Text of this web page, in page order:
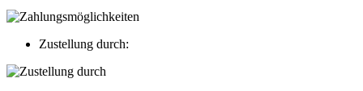
Zustellung durch: